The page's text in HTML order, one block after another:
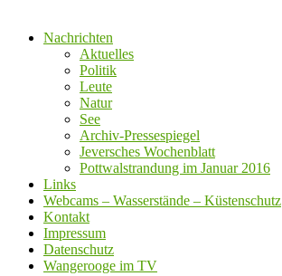
Nachrichten
Aktuelles
Politik
Leute
Natur
See
Archiv-Pressespiegel
Jeversches Wochenblatt
Pottwalstrandung im Januar 2016
Links
Webcams – Wasserstände – Küstenschutz
Kontakt
Impressum
Datenschutz
Wangerooge im TV